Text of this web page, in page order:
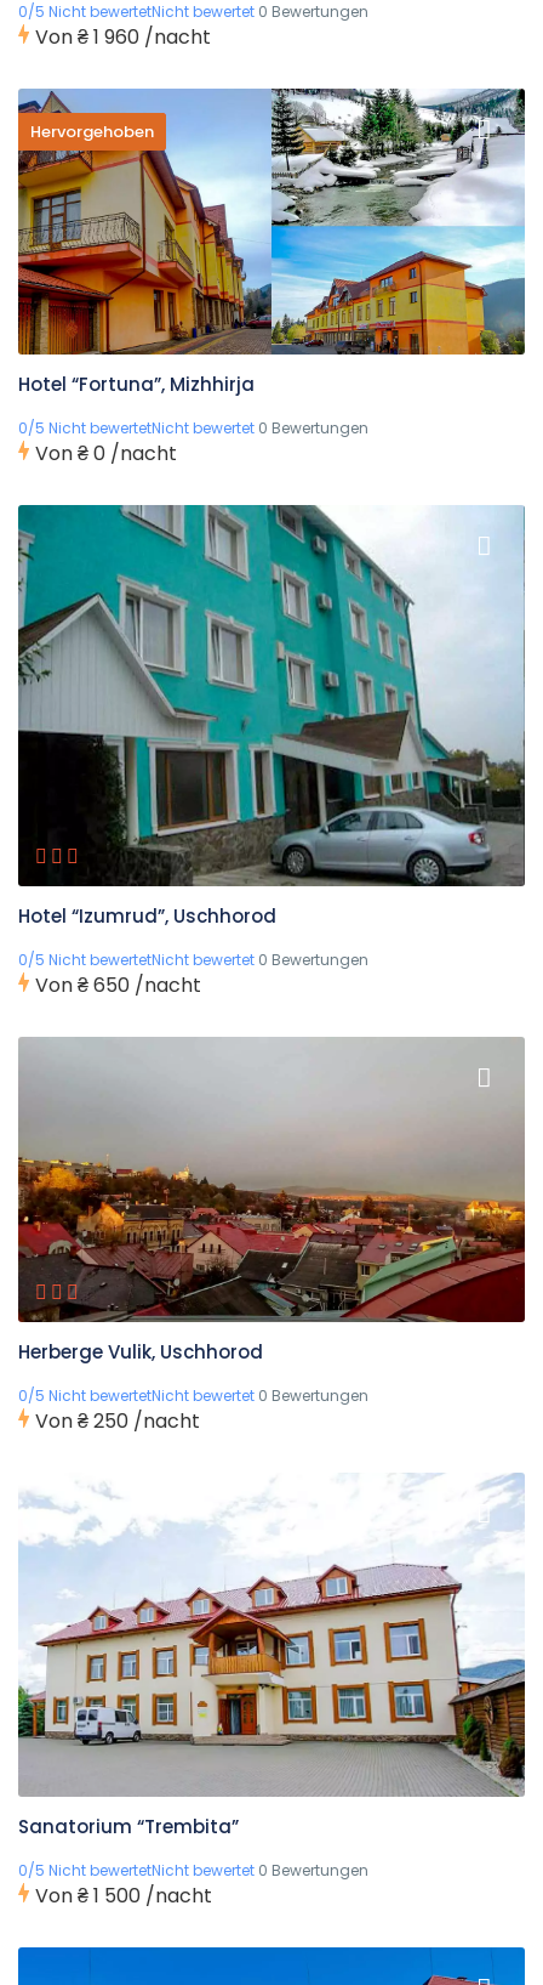
0/5 Nicht bewertetNicht bewertet 0 Bewertungen
Von₴ 1 960 /nacht
Hervorgehoben
Hotel “Fortuna”, Mizhhirja
0/5 Nicht bewertetNicht bewertet 0 Bewertungen
Von₴ 0 /nacht
Hotel “Izumrud”, Uschhorod
0/5 Nicht bewertetNicht bewertet 0 Bewertungen
Von₴ 650 /nacht
Herberge Vulik, Uschhorod
0/5 Nicht bewertetNicht bewertet 0 Bewertungen
Von₴ 250 /nacht
Sanatorium “Trembita”
0/5 Nicht bewertetNicht bewertet 0 Bewertungen
Von₴ 1 500 /nacht